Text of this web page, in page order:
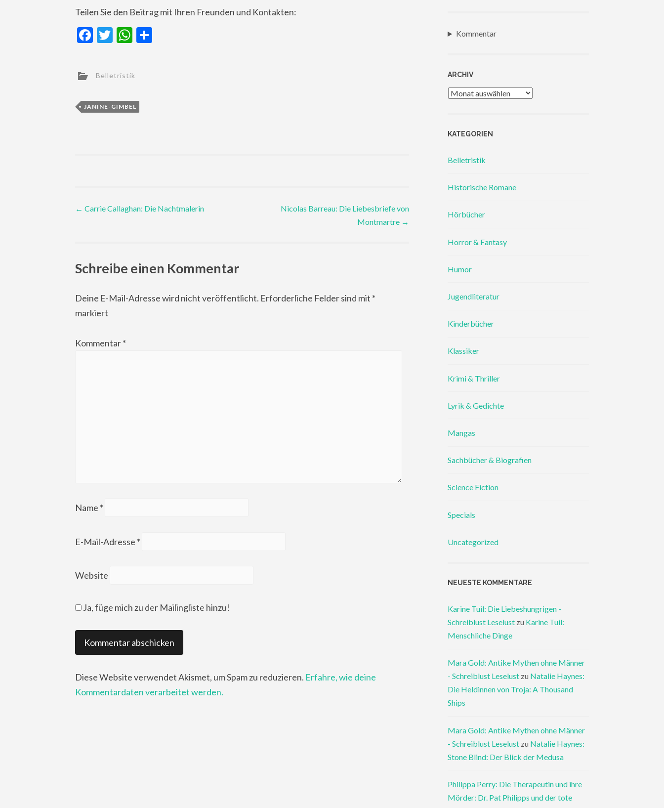
Teilen Sie den Beitrag mit Ihren Freunden und Kontakten:
Facebook
TwitterWhatsApp
Belletristik
JANINE-GIMBEL
Post
← Carrie Callaghan: Die Nachtmalerin
Nicolas Barreau: Die Liebesbriefe von
Montmartre →
Schreibe einen Kommentar
Deine E-Mail-Adresse wird nicht veröffentlicht. Erforderliche Felder sind mit *
markiert
Kommentar*
Name *
E-Mail-Adresse *
Website
Ja, füge mich zu der Mailingliste hinzu!
Diese Website verwendet Akismet, um Spam zu reduzieren. Erfahre, wie deine
Kommentardaten verarbeitet werden.
Kommentar
ARCHIV
Archiv
KATEGORIEN
Belletristik
Historische Romane
Hörbücher
Horror & Fantasy
Humor
Jugendliteratur
Kinderbücher
Klassiker
Krimi & Thriller
Lyrik & Gedichte
Mangas
Sachbücher & Biografien
Science Fiction
Specials
Uncategorized
NEUESTE KOMMENTARE
Karine Tuil: Die Liebeshungrigen -
Schreiblust Leselust zu Karine Tuil:
Menschliche Dinge
Mara Gold: Antike Mythen ohne Männer
- Schreiblust Leselust zu Natalie Haynes:
Die Heldinnen von Troja: A Thousand
Ships
Mara Gold: Antike Mythen ohne Männer
- Schreiblust Leselust zu Natalie Haynes:
Stone Blind: Der Blick der Medusa
Philippa Perry: Die Therapeutin und ihre
Mörder: Dr. Pat Philipps und der tote